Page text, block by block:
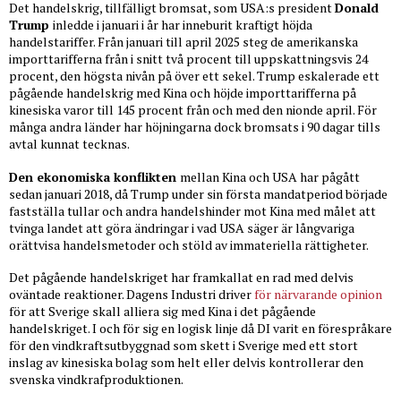
Det handelskrig, tillfälligt bromsat, som USA:s presidentDonald
Trump inledde i januari i år har inneburit kraftigt höjda
handelstariffer. Från januari till april 2025 steg de amerikanska
importtarifferna från i snitt två procent till uppskattningsvis 24
procent, den högsta nivån på över ett sekel. Trump eskalerade ett
pågående handelskrig med Kina och höjde importtarifferna på
kinesiska varor till 145 procent från och med den nionde april. För
många andra länder har höjningarna dock bromsats i 90 dagar tills
avtal kunnat tecknas.
Den ekonomiska konflikten mellan Kina och USA har pågått
sedan januari 2018, då Trump under sin första mandatperiod började
fastställa tullar och andra handelshinder mot Kina med målet att
tvinga landet att göra ändringar i vad USA säger är långvariga
orättvisa handelsmetoder och stöld av immateriella rättigheter.
Det pågående handelskriget har framkallat en rad med delvis
oväntade reaktioner. Dagens Industri driverför närvarande opinion
för att Sverige skall alliera sig med Kina i det pågående
handelskriget. I och för sig en logisk linje då DI varit en förespråkare
för den vindkraftsutbyggnad som skett i Sverige med ett stort
inslag av kinesiska bolag som helt eller delvis kontrollerar den
svenska vindkrafproduktionen.